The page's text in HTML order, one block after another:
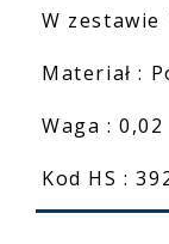
W zestawie
Materiał :
Waga :
Kod HS :